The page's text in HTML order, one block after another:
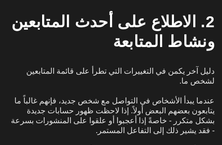
2. الاطلاع على أحدث المتابعين
ونشاط المتابعة
دليل آخر يكمن في التغييرات التي تطرأ على قائمة المتابعين
لشخص ما.
عندما يبدأ الأشخاص في التواصل مع شخص جديد، فإنهم غالباً ما
يتابعون بعضهم البعض أولاً. إذا لاحظت ظهور حسابات جديدة
بشكل متكرر - خاصةً إذا أعجبوا أو علقوا على المنشورات بسرعة
- فقد يشير ذلك إلى التفاعل المستمر.